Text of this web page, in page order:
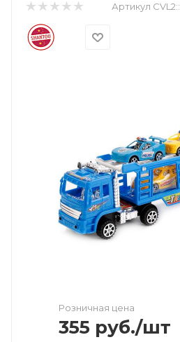
Артикул CVL2::
Розничная цена
355 руб./шт